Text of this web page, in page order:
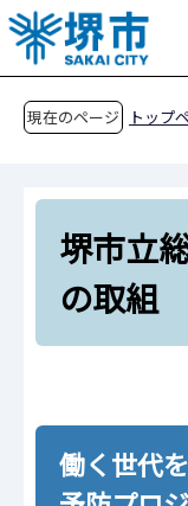
こ
の
ペ
現在のページ トップ
さかい
口）
企業の
その他
堺市立
堺市立
の取組
働く世代